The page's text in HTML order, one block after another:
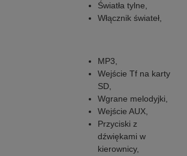
Światła tylne,
Włącznik świateł,
MP3,
Wejście Tf na karty
SD,
Wgrane melodyjki,
Wejście AUX,
Przyciski z
dźwiękami w
kierownicy,